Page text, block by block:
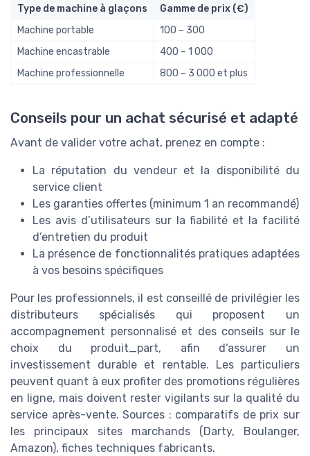
Type de machine à glaçons
Gamme de prix (€)
Machine portable
100 – 300
Machine encastrable
400 – 1 000
Machine professionnelle
800 – 3 000 et plus
Conseils pour un achat sécurisé et adapté
Avant de valider votre achat, prenez en compte :
La réputation du vendeur et la disponibilité du
service client
Les garanties offertes (minimum 1 an recommandé)
Les avis d’utilisateurs sur la fiabilité et la facilité
d’entretien du produit
La présence de fonctionnalités pratiques adaptées
à vos besoins spécifiques
Pour les professionnels, il est conseillé de privilégier les
distributeurs spécialisés qui proposent un
accompagnement personnalisé et des conseils sur le
choix du produit_part, afin d’assurer un
investissement durable et rentable. Les particuliers
peuvent quant à eux profiter des promotions régulières
en ligne, mais doivent rester vigilants sur la qualité du
service après-vente. Sources : comparatifs de prix sur
les principaux sites marchands (Darty, Boulanger,
Amazon), fiches techniques fabricants.